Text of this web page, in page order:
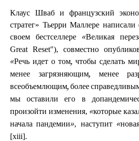
Клаус Шваб и французский
стратег» Тьерри Маллере
своем бестселлере «Великая
Great Reset"), совместно
«Речь идет о том, чтобы сделать
менее загрязняющим, менее
всеобъемлющим, более
мы оставили его в
произойти изменения, «которые
начала пандемии», наступит
[xiii].